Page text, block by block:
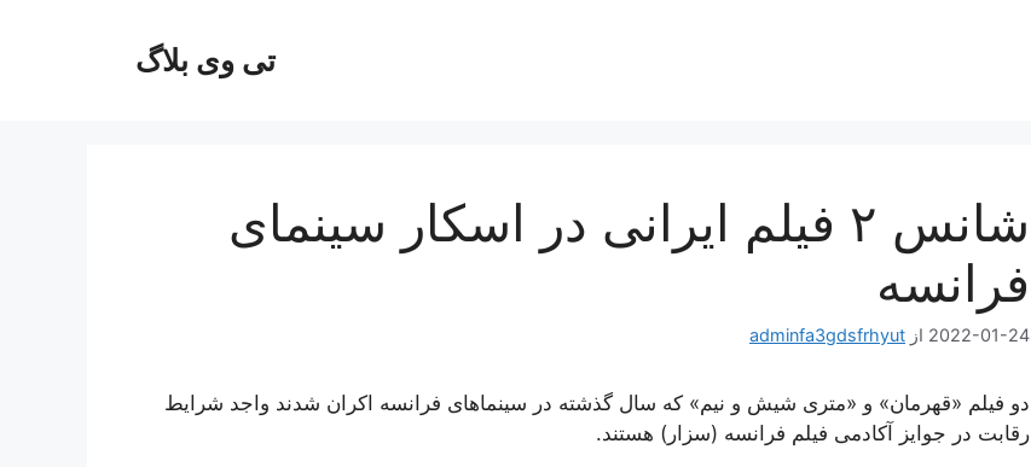
تی وی بلاگ
شانس ۲ فیلم ایرانی در اسکار سینمای
فرانسه
2022-01-24 از adminfa3gdsfrhyut
دو فیلم «قهرمان» و «متری شیش و نیم» که سال گذشته در سینماهای فرانسه اکران شدند واجد شرایط
رقابت در جوایز آکادمی فیلم فرانسه (سزار) هستند.